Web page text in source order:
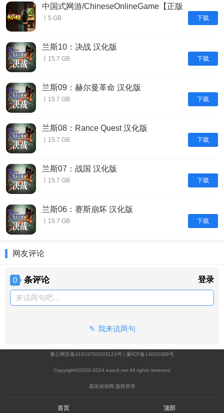
下载
中国式网游/ChineseOnlineGame【正版
账号】
丨5 GB
下载
兰斯10：决战 汉化版
丨15.7 GB
下载
兰斯09：赫尔曼革命 汉化版
丨15.7 GB
下载
兰斯08：Rance Quest 汉化版
丨15.7 GB
下载
兰斯07：战国 汉化版
丨15.7 GB
下载
兰斯06：赛斯崩坏 汉化版
丨15.7 GB
网友评论
0 条评论 登录
来说两句吧...
我来说两句
豫公网安备41019702003124号 | 蒙ICP备14002389号
Copyright©2020-2024 easck.net All rights reserved
易采游戏网 版权所有
首页 顶部